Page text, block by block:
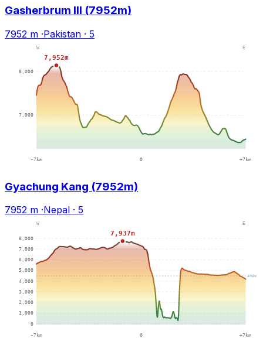
Gasherbrum III (7952m)
7952 m ·Pakistan · 5
Gyachung Kang (7952m)
7952 m ·Nepal · 5